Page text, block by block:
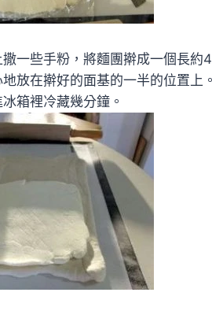
一些手粉，將麵團擀成一個長約
放在擀好的面基的一半的位置上
箱裡冷藏幾分鐘。